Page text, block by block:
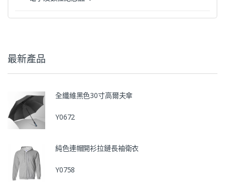
最新產品
全纖維黑色30寸高爾夫傘
Y0672
純色連帽開衫拉鏈長袖衛衣
Y0758